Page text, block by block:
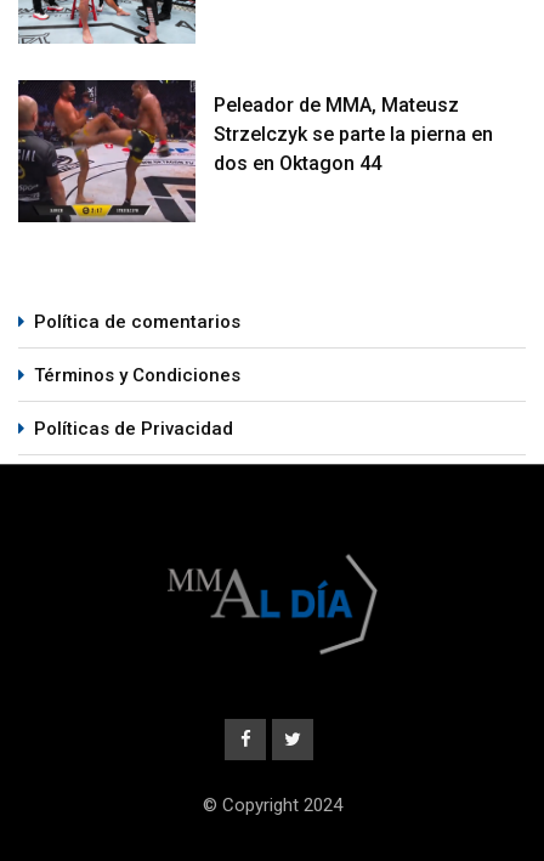
Peleador de MMA, Mateusz
Strzelczyk se parte la pierna en
dos en Oktagon 44
Política de comentarios
Términos y Condiciones
Políticas de Privacidad
© Copyright 2024